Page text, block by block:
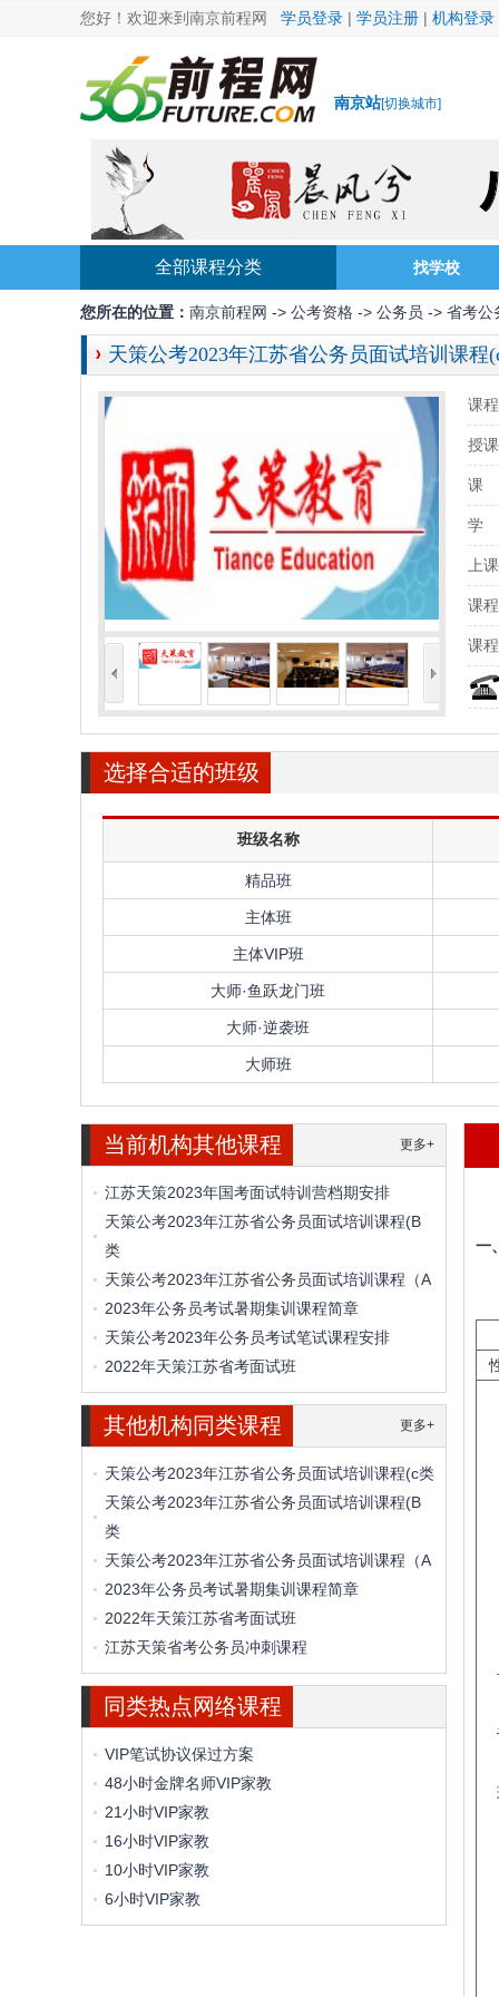
您好！欢迎来到南京前程网 学员登录 | 学员注册 | 机构登录
南京站[切换城市]
全部课程分类 找学校
您所在的位置： 南京前程网 -> 公考资格 -> 公务员 -> 省考公
天策公考2023年江苏省公务员面试培训课程
<
课
授
课
学
上
课
课
选择合适的班级
班级名称
精品班
主体班
主体VIP班
大师·鱼跃龙门班
大师·逆袭班
大师班
当前机构其他课程 更多+
江苏天策2023年国考面试特训营档期安排
天策公考2023年江苏省公务员面试培训课程(B
类
天策公考2023年江苏省公务员面试培训课程（A
2023年公务员考试暑期集训课程简章
天策公考2023年公务员考试笔试课程安排
2022年天策江苏省考面试班
其他机构同类课程 更多+
天策公考2023年江苏省公务员面试培训课程(c类
天策公考2023年江苏省公务员面试培训课程(B
类
天策公考2023年江苏省公务员面试培训课程（A
2023年公务员考试暑期集训课程简章
2022年天策江苏省考面试班
江苏天策省考公务员冲刺课程
同类热点网络课程
VIP笔试协议保过方案
48小时金牌名师VIP家教
21小时VIP家教
16小时VIP家教
10小时VIP家教
6小时VIP家教
一